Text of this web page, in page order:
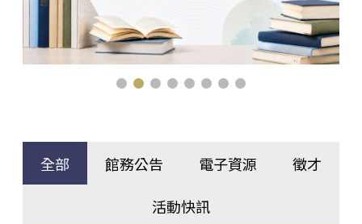
全部 館務公告 電子資源 徵才
活動快訊